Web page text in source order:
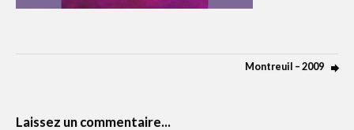
Montreuil – 2009
Laissez un commentaire...